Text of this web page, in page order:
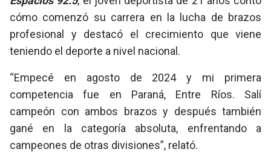
cómo comenzó su carrera en la lucha de brazos
profesional y destacó el crecimiento que viene
teniendo el deporte a nivel nacional.
“Empecé en agosto de 2024 y mi primera
competencia fue en Paraná, Entre Ríos. Salí
campeón con ambos brazos y después también
gané en la categoría absoluta, enfrentando a
campeones de otras divisiones”, relató.